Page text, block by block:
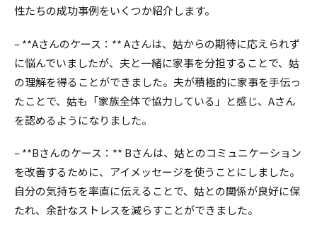
性たちの成功事例をいくつか紹介します。
– **Aさんのケース：** Aさんは、姑からの期待に応えられず
に悩んでいましたが、夫と一緒に家事を分担することで、姑
の理解を得ることができました。夫が積極的に家事を手伝っ
たことで、姑も「家族全体で協力している」と感じ、Aさん
を認めるようになりました。
– **Bさんのケース：** Bさんは、姑とのコミュニケーション
を改善するために、アイメッセージを使うことにしました。
自分の気持ちを率直に伝えることで、姑との関係が良好に保
たれ、余計なストレスを減らすことができました。